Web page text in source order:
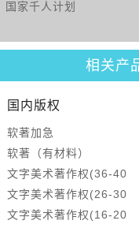
国家千人计划
相关产
国内版权
软著加急
软著（有材料）
文字美术著作权(36-40
天)
文字美术著作权(26-30
天)
文字美术著作权(16-20